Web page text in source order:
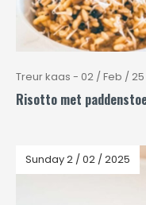
Treur kaas - 02 / Feb / 25
Risotto met
Sunday 2 / 02 / 2025